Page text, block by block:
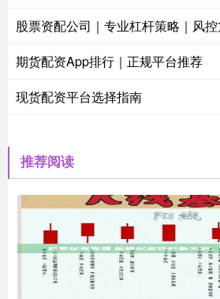
股票资配公司｜专业杠杆策略｜风
期货配资App排行｜正规平台推荐
现货配资平台选择指南
推荐阅读